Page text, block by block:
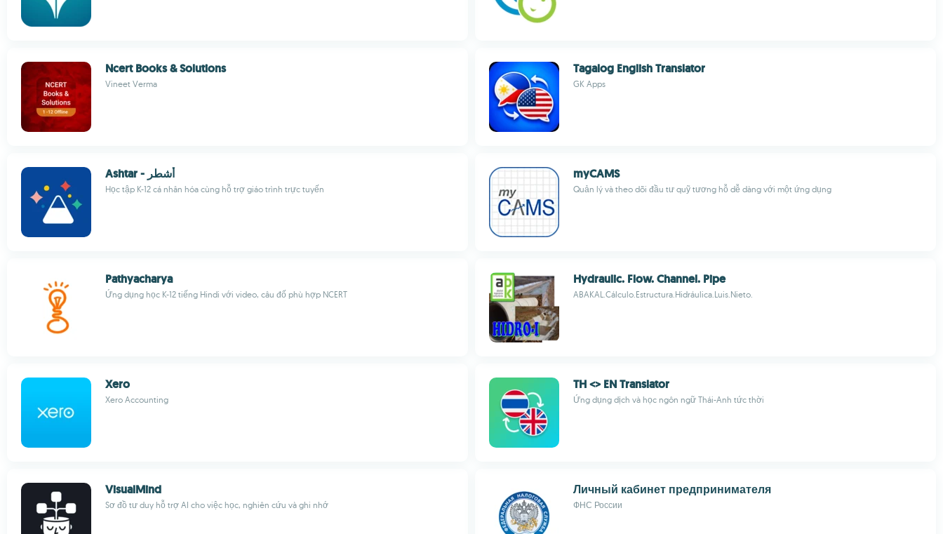
Ncert Books & Solutions
Vineet Verma
Tagalog English Translator
GK Apps
Ashtar - أشطر
Học tập K-12 cá nhân hóa cùng hỗ trợ giáo trình trực tuyến
myCAMS
Quản lý và theo dõi đầu tư quỹ tương hỗ dễ dàng với một ứng dụng
Pathyacharya
Ứng dụng học K-12 tiếng Hindi với video, câu đố phù hợp NCERT
Hydraulic. Flow. Channel. Pipe
ABAKAL.Cálculo.Estructura.Hidráulica.Luis.Nieto.
Xero
Xero Accounting
TH <> EN Translator
Ứng dụng dịch và học ngôn ngữ Thái-Anh tức thời
VisualMind
Sơ đồ tư duy hỗ trợ AI cho việc học, nghiên cứu và ghi nhớ
Личный кабинет предпринимателя
ФНС России